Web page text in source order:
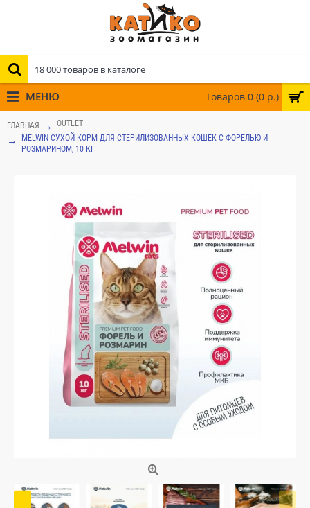
Товаров 0 (0 р.)
МЕНЮ
ГЛАВНАЯ
OUTLET
MELWIN СУХОЙ КОРМ ДЛЯ СТЕРИЛИЗОВАННЫХ КОШЕК С ФОРЕЛЬЮ И
РОЗМАРИНОМ, 10 КГ